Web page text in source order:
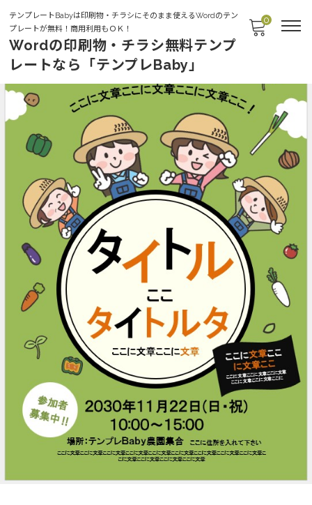
テンプレートBabyは印刷物・チラシにそのまま使えるWordのテン
プレートが無料！商用利用もＯＫ！
Wordの印刷物・チラシ無料テンプ
レートなら「テンプレBaby」
0